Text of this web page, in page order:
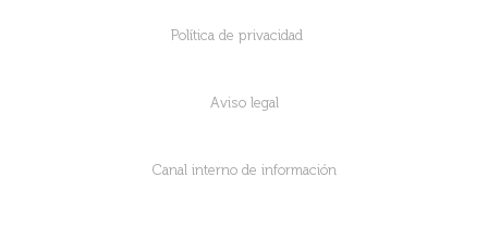
Política de privacidad
Aviso legal
Canal interno de información